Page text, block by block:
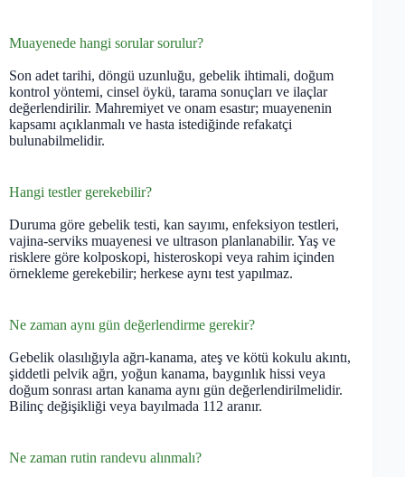
Muayenede hangi sorular sorulur?
Son adet tarihi, döngü uzunluğu, gebelik ihtimali, doğum
kontrol yöntemi, cinsel öykü, tarama sonuçları ve ilaçlar
değerlendirilir. Mahremiyet ve onam esastır; muayenenin
kapsamı açıklanmalı ve hasta istediğinde refakatçi
bulunabilmelidir.
Hangi testler gerekebilir?
Duruma göre gebelik testi, kan sayımı, enfeksiyon testleri,
vajina-serviks muayenesi ve ultrason planlanabilir. Yaş ve
risklere göre kolposkopi, histeroskopi veya rahim içinden
örnekleme gerekebilir; herkese aynı test yapılmaz.
Ne zaman aynı gün değerlendirme gerekir?
Gebelik olasılığıyla ağrı-kanama, ateş ve kötü kokulu akıntı,
şiddetli pelvik ağrı, yoğun kanama, baygınlık hissi veya
doğum sonrası artan kanama aynı gün değerlendirilmelidir.
Bilinç değişikliği veya bayılmada 112 aranır.
Ne zaman rutin randevu alınmalı?